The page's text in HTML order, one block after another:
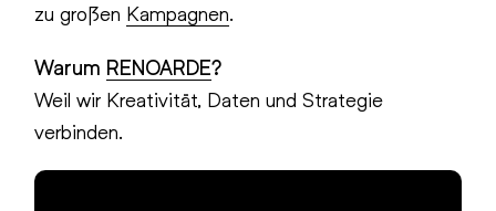
zu großen Kampagnen.
Warum RENOARDE?
Weil wir Kreativität, Daten und Strategie
verbinden.